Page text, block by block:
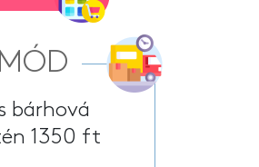
vászon tábla
bárhová
1350 ft